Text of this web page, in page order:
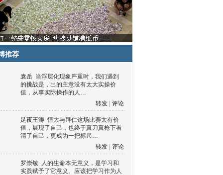
推荐
袁岳 当浮层化现象严重时，我们遇到
的挑战是，出的主意没有太大实操价
值，从事实际操作的人…
转发
评论
足夜王涛 恒大与拜仁这场比赛太有价
值，展现了自己，也终于真刀真枪下看
清了自己，更成为一把标尺…
转发
评论
罗崇敏 人的生命本无意义，是学习和
实践赋予了它意义。应该把学习作为人